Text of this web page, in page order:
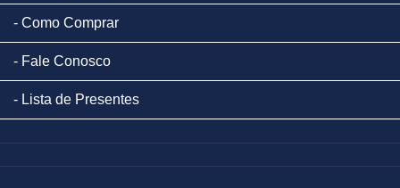
Como Comprar
Fale Conosco
Lista de Presentes